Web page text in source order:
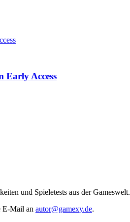
Early Access
und Spieletests aus der Gameswelt.
E-Mail an autor@gamexy.de.